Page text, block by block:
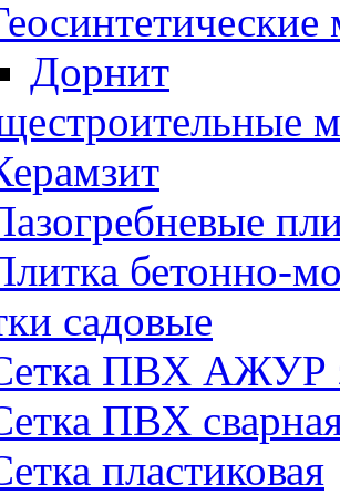
Дорнит
бетонно-
садовые
ПВХ АЖУР
ПВХ
пластиковая